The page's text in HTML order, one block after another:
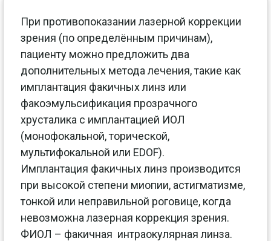
При противопоказании лазерной коррекции
зрения (по определённым причинам),
пациенту можно предложить два
дополнительных метода лечения, такие как
имплантация факичных линз или
факоэмульсификация прозрачного
хрусталика с имплантацией ИОЛ
(монофокальной, торической,
мультифокальной или EDOF).
Имплантация факичных линз производится
при высокой степени миопии, астигматизме,
тонкой или неправильной роговице, когда
невозможна лазерная коррекция зрения.
ФИОЛ – факичная интраокулярная линза.